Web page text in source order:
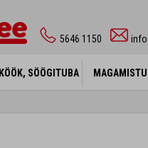
5646 1150
KÖÖK, SÖÖGITUBA
KÖÖK, SÖÖGITUBA